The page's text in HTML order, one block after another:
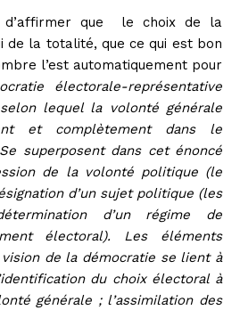
que le choix de la
de la totalité, que ce qui est bon
l’est automatiquement pour
électorale-représentative
lequel la volonté générale
et complètement dans le
superposent dans cet énoncé
de la volonté politique (le
d’un sujet politique (les
d’un régime de
électoral). Les éléments
de la démocratie se lient à
du choix électoral à
générale ; l’assimilation des